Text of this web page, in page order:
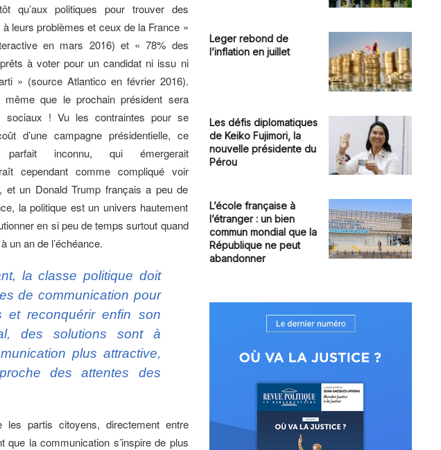
qu’aux politiques pour trouver des
leurs problèmes et ceux de la France »
en mars 2016) et « 78% des
à voter pour un candidat ni issu ni
» (source Atlantico en février 2016).
même que le prochain président sera
sociaux ! Vu les contraintes pour se
d’une campagne présidentielle, ce
parfait inconnu, qui émergerait
cependant comme compliqué voir
un Donald Trump français a peu de
la politique est un univers hautement
en si peu de temps surtout quand
un an de l’échéance.
la classe politique doit
de communication pour
et reconquérir enfin son
des solutions sont à
plus attractive,
des attentes des
partis citoyens, directement entre
que la communication s’inspire de plus
Leger rebond de
l’inflation en juillet
Les défis diplomatiques
de Keiko Fujimori, la
nouvelle présidente du
Pérou
L’école française à
l’étranger : un bien
commun mondial que la
République ne peut
abandonner